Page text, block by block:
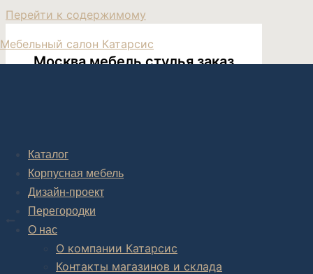
Перейти к содержимому
Мебельный салон Катарсис
Каталог
Корпусная мебель
Дизайн-проект
Перегородки
О нас
О компании Катарсис
Контакты магазинов и склада
Москва мебель стулья заказ
Post navigation
НАЗАД
Стулья велюр для кухни